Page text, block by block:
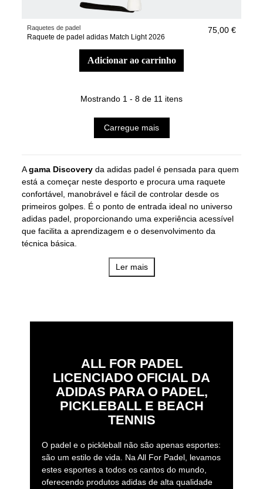
Raquetes de padel
Raquete de padel adidas Match Light 2026
75,00 €
adicionar ao carrinho
Mostrando 1 - 8 de 11 itens
Carregue mais
Agama Discovery da adidas padel é pensada para quem
está a começar neste desporto e procura uma raquete
confortável, manobrável e fácil de controlar desde os
primeiros golpes. É o ponto de entrada ideal no universo
adidas padel, proporcionando uma experiência acessível
que facilita a aprendizagem e o desenvolvimento da
técnica básica.
A Discovery destaca-se pelo foco no controlo, na leveza e
na adaptabilidade, com raquetes concebidas para
desfrute das suas primeiras experiências em campo e
Com um design apelativo e funcional, a Discovery reflete
um objetivo claro: tornar o padel acessível e divertido.
Ler mais
ALL FOR PADEL
LICENCIADO OFICIAL DA
ADIDAS PARA O PADEL,
PICKLEBALL E BEACH
TENNIS
O padel e o pickleball não são apenas esportes:
são um estilo de vida. Na All For Padel, levamos
estes esportes a todos os cantos do mundo,
oferecendo produtos adidas de alta qualidade